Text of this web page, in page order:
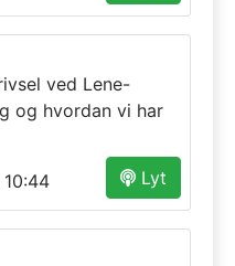
ved Lene-
og hvordan vi har
Lyt
10:44